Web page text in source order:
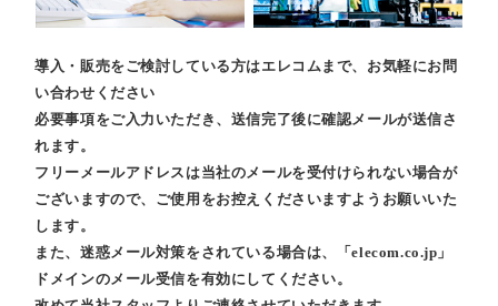
導入・販売をご検討している方はエレコムまで、お気軽にお問
い合わせください
必要事項をご入力いただき、送信完了後に確認メールが送信さ
れます。
フリーメールアドレスは当社のメールを受付けられない場合が
ございますので、ご使用をお控えくださいますようお願いいた
します。
また、迷惑メール対策をされている場合は、「elecom.co.jp」
ドメインのメール受信を有効にしてください。